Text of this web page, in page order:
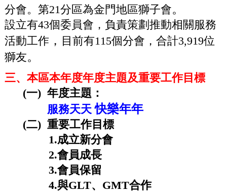
分會。第21分區為金門地區獅子會。
設立有43個委員會，負責策劃推動相關服務
活動工作， 目前有115個分會，合計3,919位
獅友。
三、本區本年度年度主題及重要工作目標
(一) 年度主題：
服務天天快樂年年
(二) 重要工作目標
1.成立新分會
2.會員成長
3.會員保留
4.與GLT、GMT合作